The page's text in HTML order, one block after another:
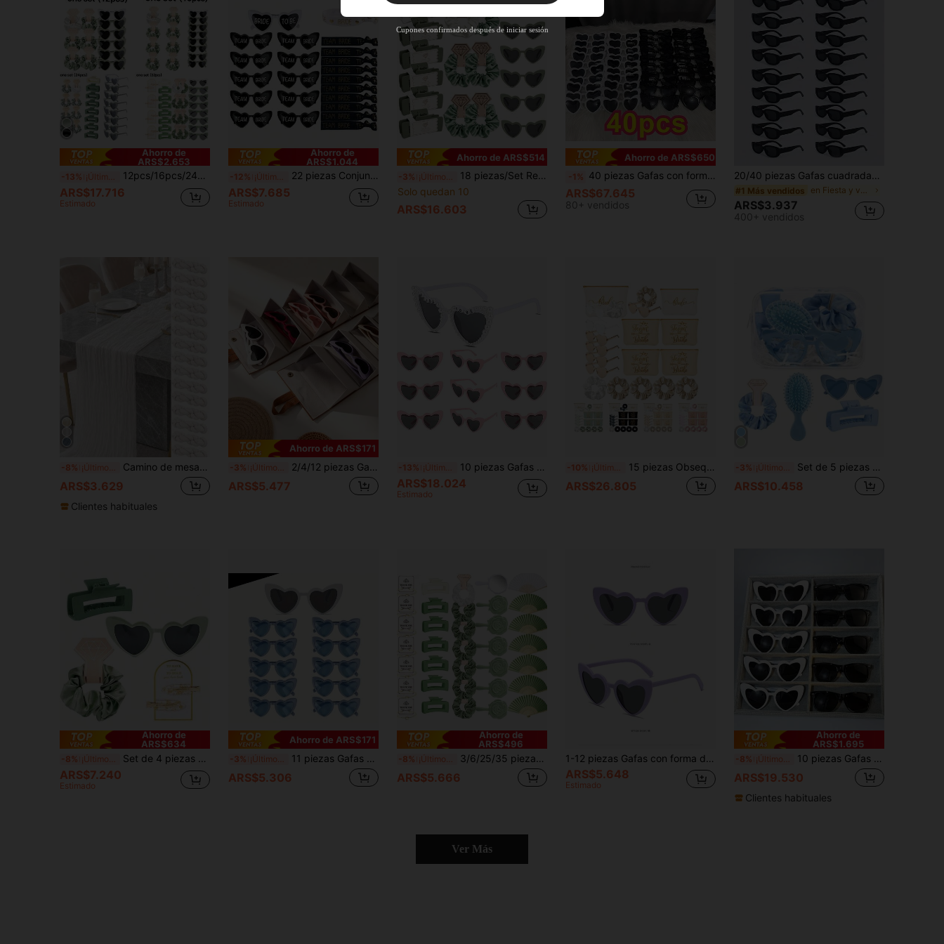
Ahorro de
ARS$2.653
-13% 12pcs/16pcs/24pcs/32pcs Juego de Diademas de Cabello Rizado de Satén para Damas de Honor + Gafas con Forma de Corazón, Banda de Cabello No Dañina, Regalo Creativo para Fiesta de Boda, Regalo Favorito para Propuesta de Dama de Honor, Navidad, Fiesta de Año Nuevo, Accesorio para Fotos
ARS$17.716
Estimado
Ahorro de
ARS$1.044
-12% 22 piezas Conjunto de regalo para propuesta de boda, Gafas para despedida de soltera, Scrunchies para el cabello para la fiesta de la novia, Conjunto de Scrunchies para el cabello de la despedida de soltera, Accesorios de gafas de boda para la despedida de soltera
ARS$7.685
Estimado
Ahorro de ARS$514
-3%
18 piezas/Set Regalos de Propuesta para Dama de Honor, Incluye Vasos para Dama de Honor, Pasadores de Cabello, Ligas para el Cabello, Regalos para la Novia, Adecuado como Regalos de Boda para Despedida de Soltera y Celebraciones de Boda
Solo quedan 10
ARS$16.603
Ahorro de ARS$650
-1% 40 piezas Gafas con forma de corazón | Accesorios para fiestas de boda, regalo para parejas/amigos | Cumpleaños, Halloween, Navidad, Fiesta de solteros, Celebración de bodas | Gafas con forma de corazón
ARS$67.645
80+ vendidos
20/40 piezas Gafas cuadradas vintage, unisex, adecuadas para boda, decoración de graduación y accesorios de fiesta
#1 Más vendidos en Fiesta y vacaciones Gafas De Fiesta
ARS$3.937
400+ vendidos
-8% ¡Últimos 2 días Camino de mesa de gasa, 1/6/10 piezas Gris Azul/Beige Camino de mesa de gasa Estilo bohemio Tela de gasa Camino de mesa Estilo rústico Camino de mesa transparente Adecuado para boda, cumpleaños, fiesta de baby shower Decoración de mesa estilo bohemio (Gris Azul/Beige)
ARS$3.629
Clientes habituales
Ahorro de ARS$171
-3% ¡Últimos 2 días 2/4/12 piezas Gafas con forma de corazón para fiesta nupcial, accesorios para ducha nupcial al aire libre, regalos para damas de honor, suministros para bodas, suministros para fiestas
ARS$5.477
-13% ¡Últimos 2 días 10 piezas Gafas de novia con strass, gafas individuales, recuerdos sueltos para la fiesta de novia y damas de honor
ARS$18.024
Estimado
-10% ¡Últimos 3 días 15 piezas Obsequio de propuesta para damas de honor Novia Cosmética 5 piezas Bolsas de maquillaje 5 piezas Scrunchies y lazos para el cabello de la novia 5 piezas Gafas con forma de corazón para la fiesta de despedida de soltera y obsequios de boda
ARS$26.805
-3% ¡Últimos 2 días Set de 5 piezas de suministros para la fiesta nupcial, que incluye bolsa de maquillaje transparente, gafas decorativas, pasadores para el cabello, cepillo, pulsera anudada, adecuado para bodas, pijamadas, despedidas de soltera
ARS$10.458
Ahorro de
ARS$634
-8% Set de 4 piezas de regalo para dama de honor, pinza para el cabello de dama de honor, diadema de dama de honor, accesorios de dama de honor, regalo para la fiesta de novia, accesorios para el cabello de seda y satén suave, regalo de boda para dama de honor, para mujeres (), estilo bohemio
ARS$7.240
Estimado
Ahorro de ARS$171
-3% 11 piezas Gafas con marco con forma de corazón, gafas para fotos, colores de dopamina, moda moderna europea y americana, unisex, adecuadas para salidas, deportes, fiestas, Navidad, bodas, cumpleaños, reuniones de Año Nuevo
ARS$5.306
Ahorro de
ARS$496
-8% 3/6/25/35 piezas Conjunto de regalo para damas de honor en verde salvia, incluye bolsa de cosméticos transparente, diadema, pulsera, tocado, espejo compacto, pasadores de pelo y abanico - Obsequios para padrinos de boda en verde oliva, adecuado para el Día de San Valentín, bodas y despedida de soltera, regalo del Día de San Valentín
ARS$5.666
1-12 piezas Gafas con forma de corazón, accesorios para fiestas al aire libre, regalo para damas de honor, suministros para bodas, suministros para fiestas, accesorios para fotos de cumpleaños, gafas de moda, gafas para mascotas, set de bolsas de regalo con gafas, regalo de boda
ARS$5.648
Estimado
Ahorro de
ARS$1.695
-8% 10 piezas Gafas de moda con forma de corazón, accesorio de moda perfecto unisex para fiestas, bodas, fotografía de Navidad y Año Nuevo, con marco blanco y lentes negros, gafas de moda, gafas de decoración para bodas, regalo de boda, accesorios para damas de honor y padrinos
ARS$19.530
Clientes habituales
Ver Más
Nuevo usuario
40%DE
DESCUENTO
Pedidos de
+ARS$102.700
Cupón de producto
Límite de ARS$82.160
Por tiempo limitado
Cupones confirmados después de iniciar sesión